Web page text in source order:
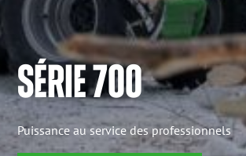
SÉRIE 700
Puissance au service des professionnels